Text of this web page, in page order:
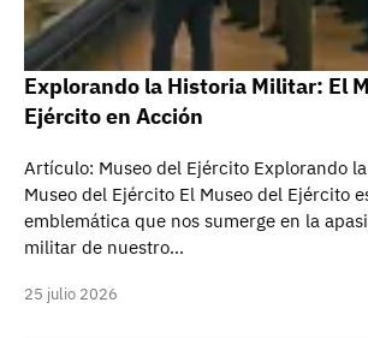
Explorando la Historia Militar: El
Ejército en Acción
Artículo: Museo del Ejército Explorando
Museo del Ejército El Museo del Ejército
emblemática que nos sumerge en la
militar de nuestro…
25 julio 2026